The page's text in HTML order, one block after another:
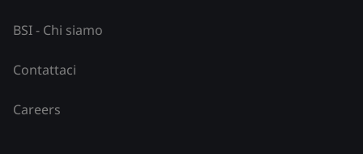
BSI - Chi siamo
Contattaci
Careers